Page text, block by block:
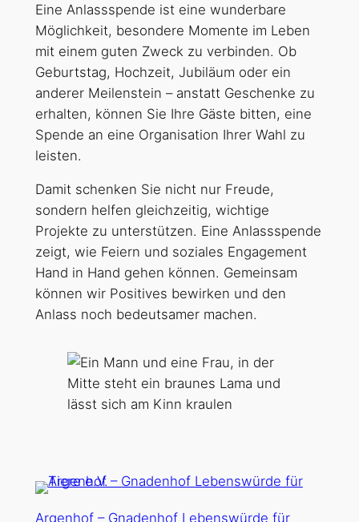
Eine Anlassspende ist eine wunderbare
Möglichkeit, besondere Momente im Leben
mit einem guten Zweck zu verbinden. Ob
Geburtstag, Hochzeit, Jubiläum oder ein
anderer Meilenstein – anstatt Geschenke zu
erhalten, können Sie Ihre Gäste bitten, eine
Spende an eine Organisation Ihrer Wahl zu
leisten.
Damit schenken Sie nicht nur Freude,
sondern helfen gleichzeitig, wichtige
Projekte zu unterstützen. Eine Anlassspende
zeigt, wie Feiern und soziales Engagement
Hand in Hand gehen können. Gemeinsam
können wir Positives bewirken und den
Anlass noch bedeutsamer machen.
Argenhof – Gnadenhof Lebenswürde für